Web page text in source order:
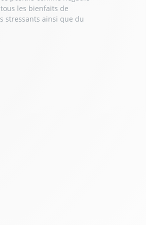
garantissant la conformité avec
les bienfaits de
stressants ainsi que du